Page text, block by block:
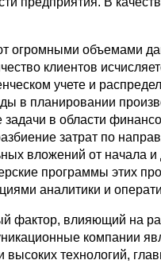
огромными объемами
клиентов
учете и
в планировании
задачи в области
затрат по
вложений от начала
программы этих
аналитики и
фактор, влияющий на
компании
технологий,